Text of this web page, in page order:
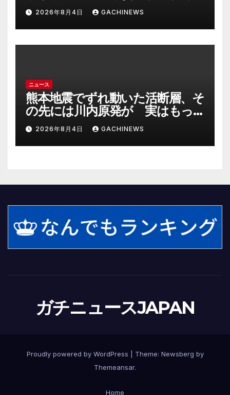
ル炸裂 「爽やかで可愛い」「最
上級にお似合い」(J-CASTニュー
ス)
2026年8月4日 GACHINEWS
ニュース
熊本地震でずれ動いた活断層、そ
の先には川内原発が 実はもっ
とヤバい事態を起こしそうなリ
スクも(J-CASTニュース)
2026年8月4日 GACHINEWS
ガチニュースJAPAN
Proudly powered by WordPress Theme: Newsberg by
Themeansar.
Home